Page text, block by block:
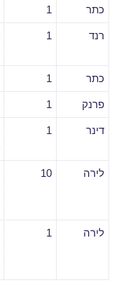
כתר 1
רנד 1
כתר 1
פרנק 1
דינר 1
לירה 10
לירה 1